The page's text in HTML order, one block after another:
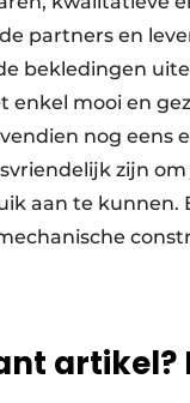
partners en
bekledingen
enkel mooi en
nog eens
zijn
aan te kunnen.
artikel?